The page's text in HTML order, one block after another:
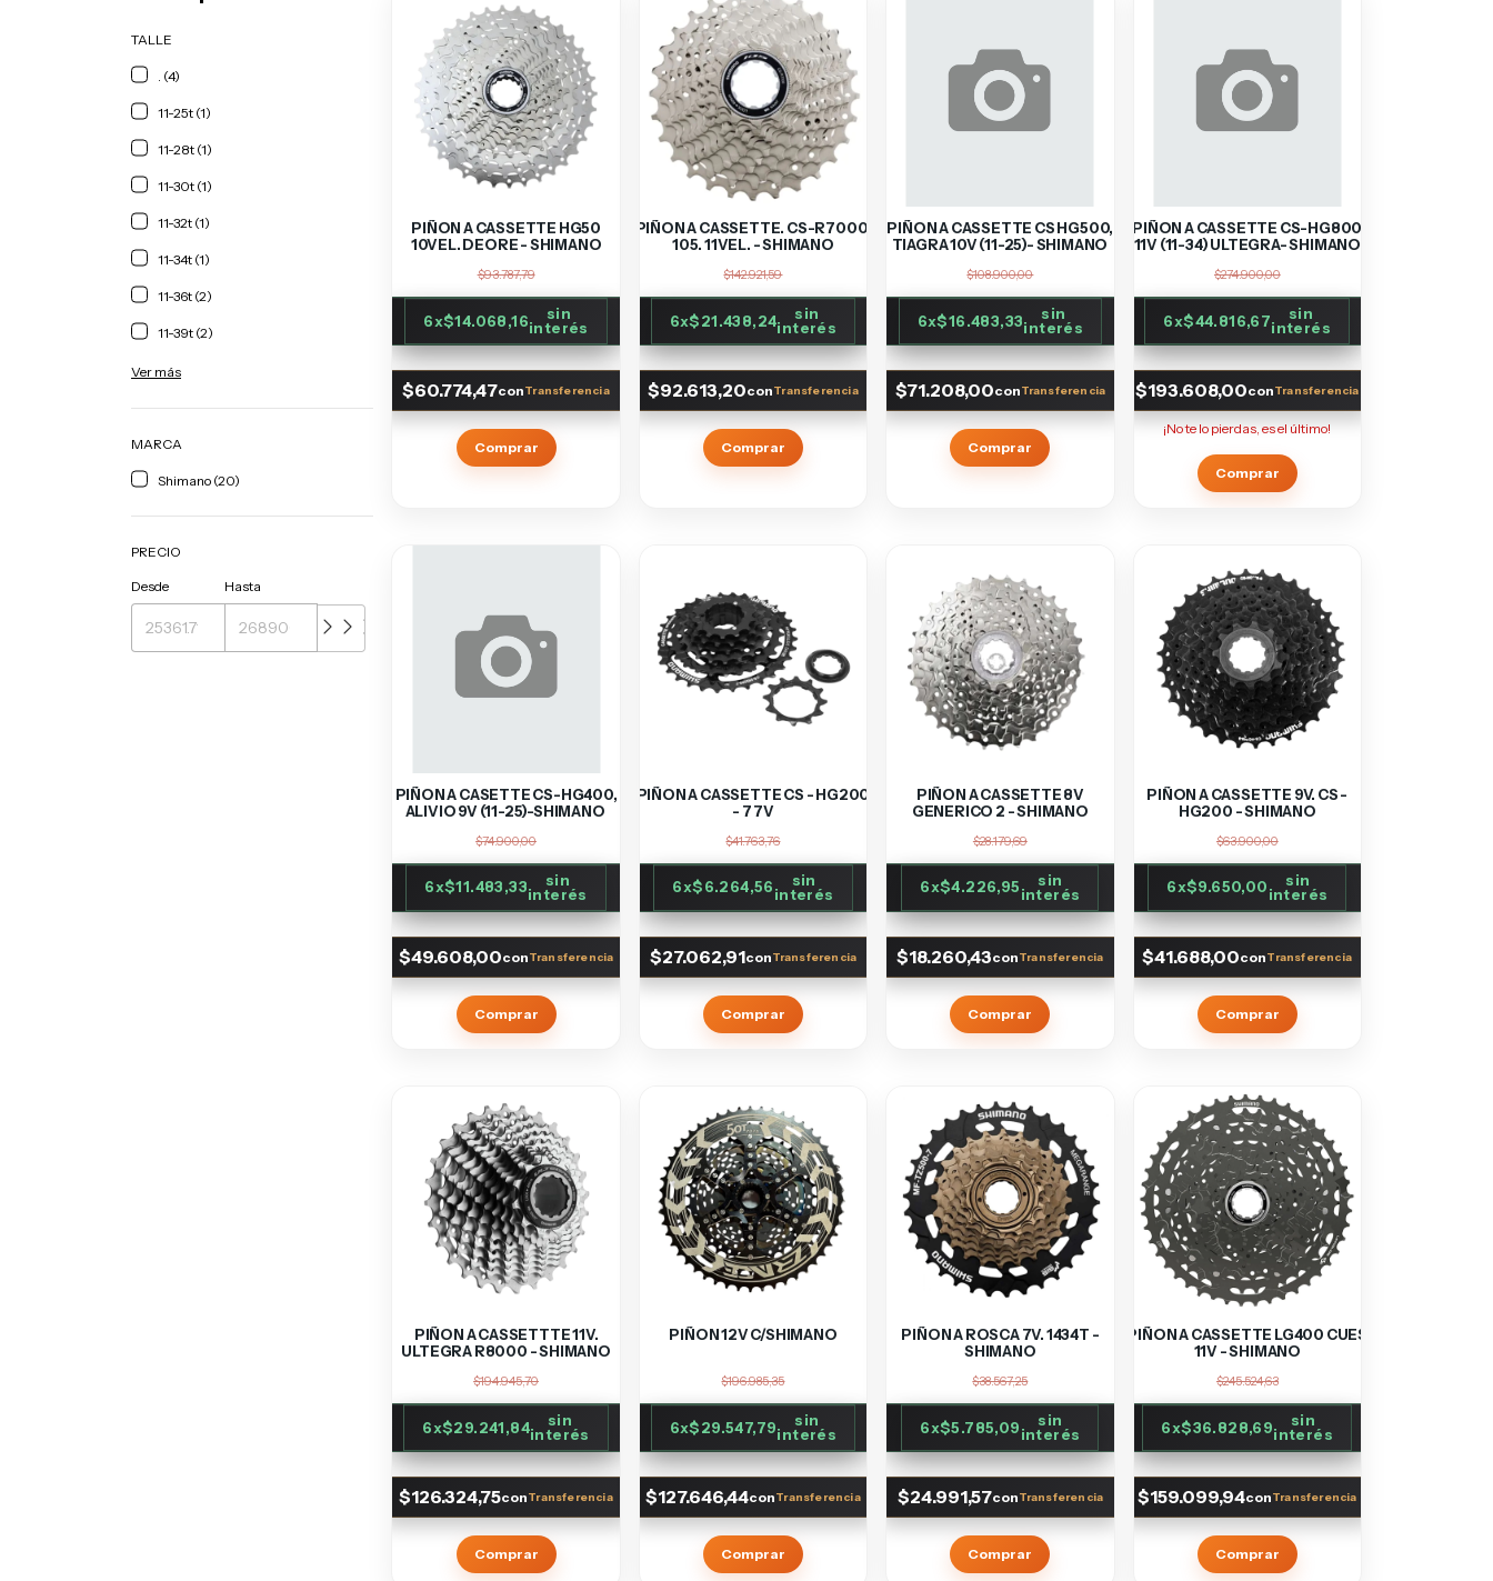
TALLE
. (4)
11-25t (1)
11-28t (1)
11-30t (1)
11-32t (1)
11-34t (1)
11-36t (2)
11-39t (2)
Ver más
MARCA
Shimano (20)
PRECIO
Desde Hasta
PIÑON A CASSETTE HG50
10VEL. DEORE - SHIMANO
$93.787,79
6x$14.068,16
sin
interés
$60.774,47con
Comprar
PIÑON A CASSETTE. CS-R7000,
105. 11VEL. - SHIMANO
$142.921,59
6x$21.438,24
sin
interés
$92.613,20con
Comprar
PIÑON A CASSETTE CS HG500,
TIAGRA 10V (11-25)- SHIMANO
$108.900,00
6x$16.483,33
sin
interés
$71.208,00con
PIÑON A CASSETTE CS-HG800
11V (11-34) ULTEGRA- SHIMANO
$274.900,00
6x$44.816,67
sin
interés
$193.608,00con
¡No te lo pierdas, es el último!
PIÑON A CASETTE CS-HG400,
ALIVIO 9V (11-25)-SHIMANO
$74.900,00
6x$11.483,33
sin
interés
$49.608,00con
PIÑON A CASSETTE CS - HG200
- 7 7V
$41.763,76
6x$6.264,56
sin
interés
$27.062,91con
Comprar
PIÑON A CASSETTE 8V
GENERICO 2 - SHIMANO
$28.179,69
6x$4.226,95
sin
interés
$18.260,43con
Comprar
PIÑON A CASSETTE 9V. CS -
HG200 - SHIMANO
$63.900,00
6x$9.650,00
sin
interés
$41.688,00con
Comprar
PIÑON A CASSETTTE 11V.
ULTEGRA R8000 - SHIMANO
$194.945,70
6x$29.241,84
sin
interés
$126.324,75con
Comprar
PIÑON 12V C/SHIMANO
$196.985,35
6x$29.547,79
sin
interés
$127.646,44con
Comprar
PIÑON A ROSCA 7V. 1434T -
SHIMANO
$38.567,25
6x$5.785,09
sin
interés
$24.991,57con
Comprar
PIÑON A CASSETTE LG400 CUES
11V - SHIMANO
$245.524,63
6x$36.828,69
sin
interés
$159.099,94con
Comprar